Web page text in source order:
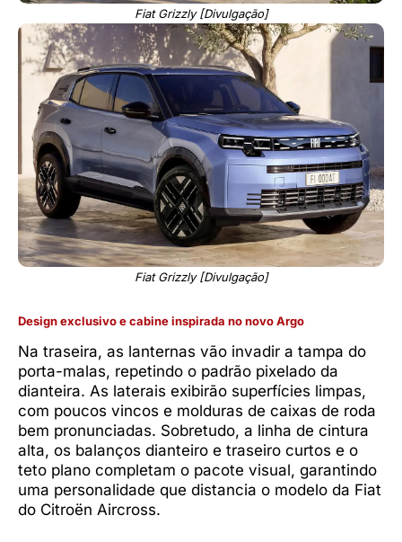
Fiat Grizzly [Divulgação]
Fiat Grizzly [Divulgação]
Design exclusivo e cabine inspirada no novo Argo
Na traseira, as lanternas vão invadir a tampa do
porta-malas, repetindo o padrão pixelado da
dianteira. As laterais exibirão superfícies limpas,
com poucos vincos e molduras de caixas de roda
bem pronunciadas. Sobretudo, a linha de cintura
alta, os balanços dianteiro e traseiro curtos e o
teto plano completam o pacote visual, garantindo
uma personalidade que distancia o modelo da Fiat
do Citroën Aircross.